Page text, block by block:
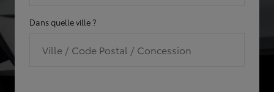
Dans quelle ville ?
Ville / Code Postal / Concession